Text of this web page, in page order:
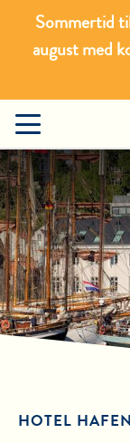
Sommertid
august med
HOTEL